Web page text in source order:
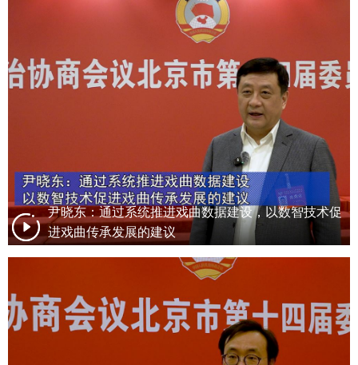
尹晓东：通过系统推进戏曲数据建设，以数智技术促
进戏曲传承发展的建议